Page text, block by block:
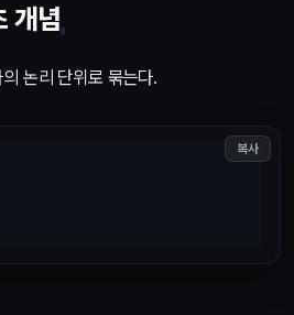
개념
논리 단위로 묶는다.
복사